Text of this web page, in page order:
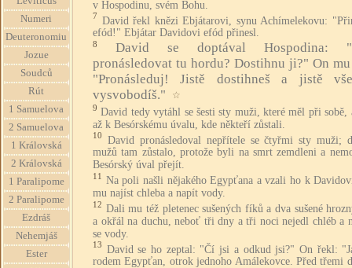
Numeri
Deuteronomiu
Jozue
Soudců
Rút
1 Samuelova
2 Samuelova
1 Královská
2 Královská
1 Paralipome
2 Paralipome
Ezdráš
Nehemjáš
Ester
v Hospodinu, svém Bohu.
7 David řekl knězi Ebjátarovi, synu Achímelekovu:
efód!" Ebjátar Davidovi efód přinesl.
8
David se doptával Hospodina:
pronásledovat tu hordu? Dostihnu ji?" On
"Pronásleduj! Jistě dostihneš a jistě
vysvobodíš."
☆
9 David tedy vytáhl se šesti sty muži, které měl při sobě,
až k Besórskému úvalu, kde někteří zůstali.
10
David pronásledoval nepřítele se čtyřmi sty muži;
mužů tam zůstalo, protože byli na smrt zemdleni a
Besórský úval přejít.
11
Na poli našli nějakého Egypťana a vzali ho k
mu najíst chleba a napít vody.
12 Dali mu též pletenec sušených fíků a dva sušené
a okřál na duchu, neboť tři dny a tři noci nejedl chléb a
se vody.
13 David se ho zeptal: "Čí jsi a odkud jsi?" On řekl:
rodem Egypťan, otrok jednoho Amálekovce. Před třemi